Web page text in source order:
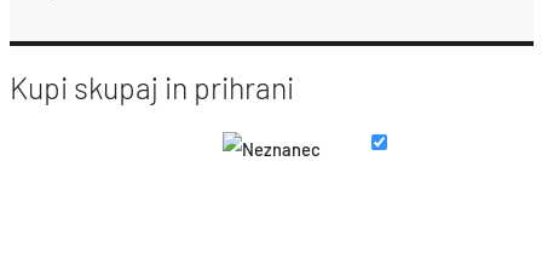
Kupi skupaj in prihrani